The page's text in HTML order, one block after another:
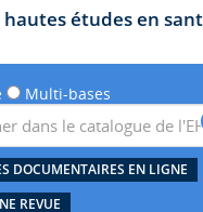
hautes études en
Multi-bases
DOCUMENTAIRES EN LIGNE
REVUE